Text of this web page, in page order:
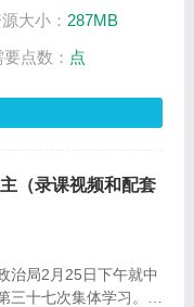
特征，要坚持以人民为
党的领导下实现共同富
来探究活动。
提出议题，为学习新课
大小： 287MB
要点数： 点
（录课视频和配套
治局2月25日下午就中
三十七次集体学习。中